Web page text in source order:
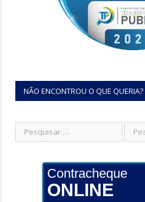
NÃO ENCONTROU O QUE QUERIA?
Contracheque
ONLINE